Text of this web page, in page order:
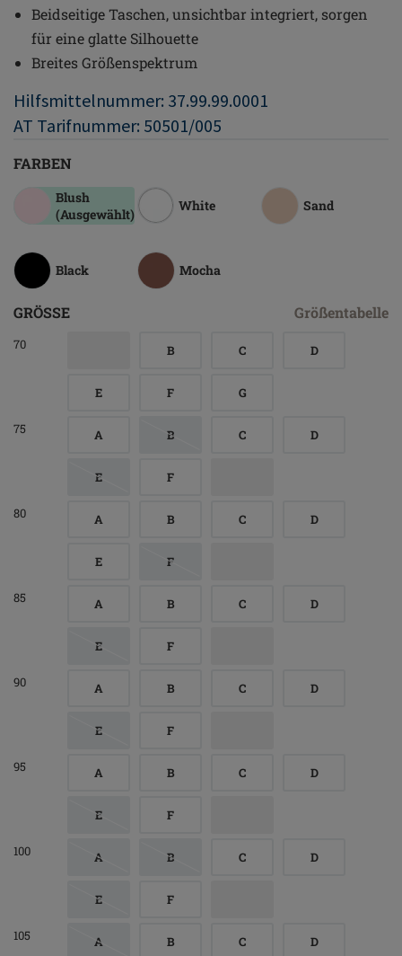
Beidseitige Taschen, unsichtbar integriert, sorgen
für eine glatte Silhouette
Breites Größenspektrum
Hilfsmittelnummer: 37.99.99.0001
AT Tarifnummer: 50501/005
FARBEN
Blush
(Ausgewählt)
White Sand
Black Mocha
GRÖSSE Größentabelle
70 B C D
E F G
75 A B C D
E F
80 A B C D
E F
85 A B C D
E F
90 A B C D
E F
95 A B C D
E F
100 A B C D
E F
105 A B C D